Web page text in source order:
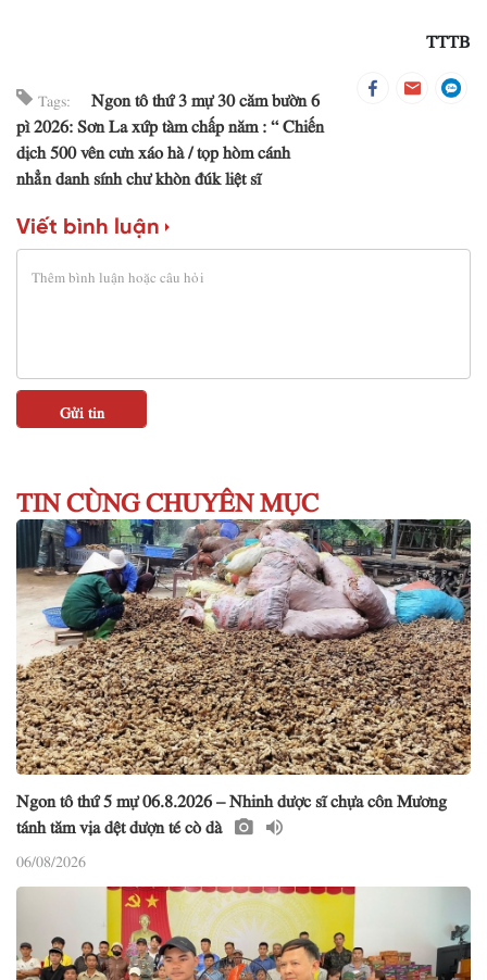
TTTB
Tags:
Ngon tô thứ 3 mự 30 căm bườn 6
pì 2026: Sơn La xứp tàm chấp năm : “ Chiến
dịch 500 vên cưn xáo hà tọp hòm cánh
nhẳn danh sính chư khòn đúk liệt sĩ
Viết bình luận
TIN CÙNG CHUYÊN MỤC
Ngon tô thứ 5 mự 06.8.2026 – Nhinh dược sĩ chựa côn Mương
tánh tăm vịa dệt dượn té cò dà
06/08/2026